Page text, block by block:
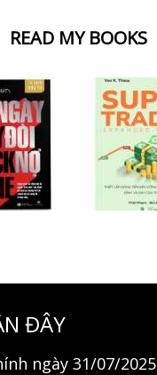
READ MY BOOKS
ĐÂY
ngày 31/07/2025